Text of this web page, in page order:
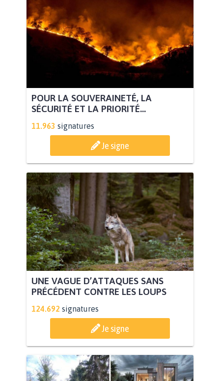
POUR LA SOUVERAINETÉ, LA
SÉCURITÉ ET LA PRIORITÉ...
11.963 signatures
Je signe
UNE VAGUE D’ATTAQUES SANS
PRÉCÉDENT CONTRE LES LOUPS
124.692 signatures
Je signe